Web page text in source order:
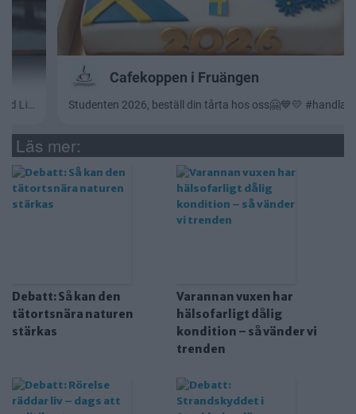
Läs mer:
Debatt: Så kan den
tätortsnära naturen
stärkas
Varannan vuxen har
hälsofarligt dålig
kondition – så vänder vi
trenden